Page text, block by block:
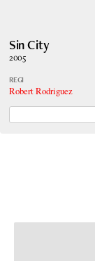
Sin City
2005
REGI
Robert Rodriguez